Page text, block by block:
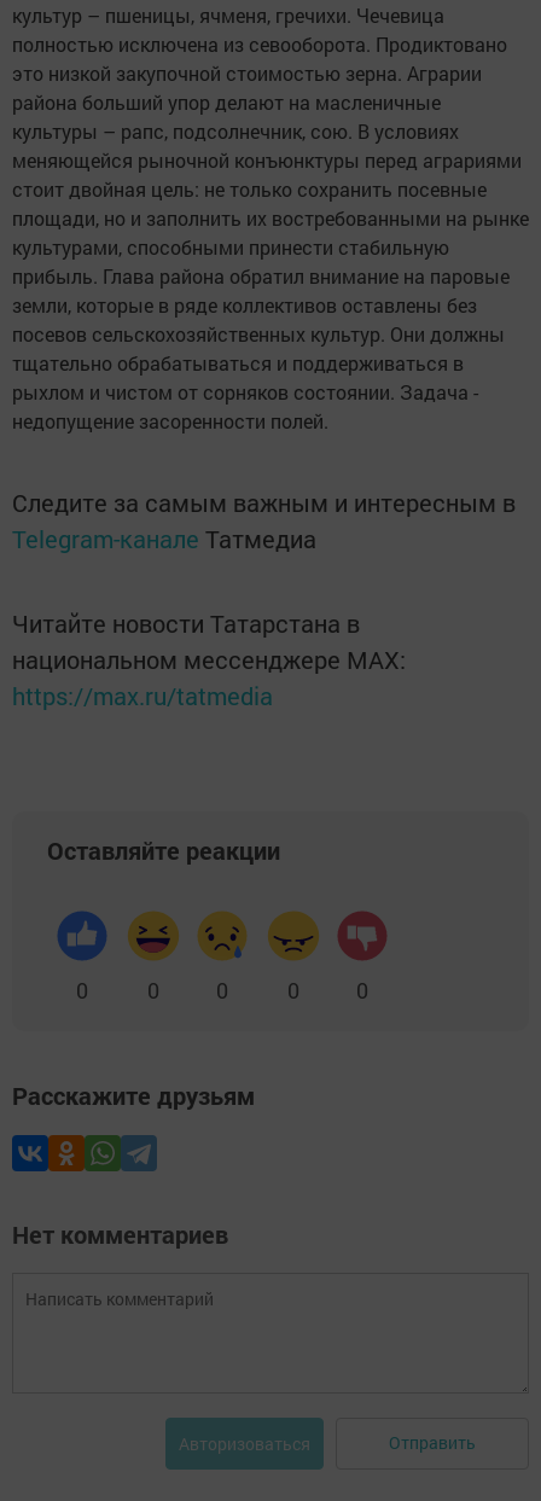
культур – пшеницы, ячменя, гречихи. Чечевица
полностью исключена из севооборота. Продиктовано
это низкой закупочной стоимостью зерна. Аграрии
района больший упор делают на масленичные
культуры – рапс, подсолнечник, сою. В условиях
меняющейся рыночной конъюнктуры перед аграриями
стоит двойная цель: не только сохранить посевные
площади, но и заполнить их востребованными на рынке
культурами, способными принести стабильную
прибыль. Глава района обратил внимание на паровые
земли, которые в ряде коллективов оставлены без
посевов сельскохозяйственных культур. Они должны
тщательно обрабатываться и поддерживаться в
рыхлом и чистом от сорняков состоянии. Задача -
недопущение засоренности полей.
Следите за самым важным и интересным в
Telegram-канале Татмедиа
Читайте новости Татарстана в
национальном мессенджере MАХ:
https://max.ru/tatmedia
Оставляйте реакции
0 0 0 0 0
Расскажите друзьям
Нет комментариев
Авторизоваться Отправить